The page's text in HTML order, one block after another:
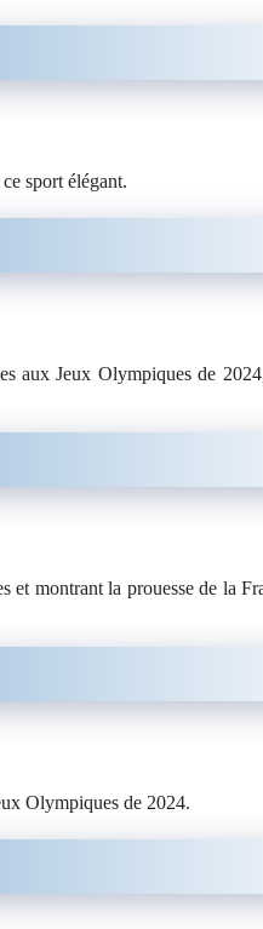
sport élégant.
aux Jeux Olympiques de
et montrant la prouesse de la
Olympiques de 2024.